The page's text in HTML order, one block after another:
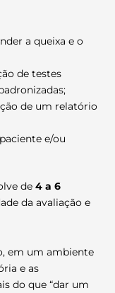
a queixa e o
de testes
de um relatório
e/ou
de 4 a 6
da avaliação e
em um ambiente
e as
do que “dar um